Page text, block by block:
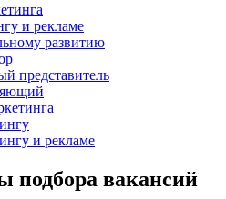
и рекламе
развитию
представитель
и рекламе
вакансий